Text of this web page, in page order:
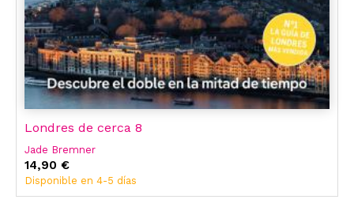
Londres de cerca 8
Jade Bremner
14,90 €
Disponible en 4-5 días